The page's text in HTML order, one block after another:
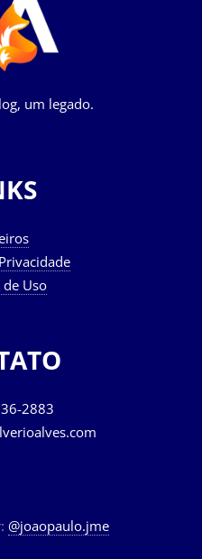
um legado.
Uso
2883
@joaopaulo.jme